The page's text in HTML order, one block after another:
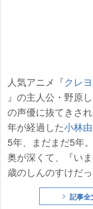
人気アニメ『クレ
』の主人公・野原
の声優に抜てきさ
年が経過した小林
5年、まだまだ5年
奥が深くて、『い
歳のしんのすけだ
とひと言、ひと言
ら、なかなか“こ
記事全